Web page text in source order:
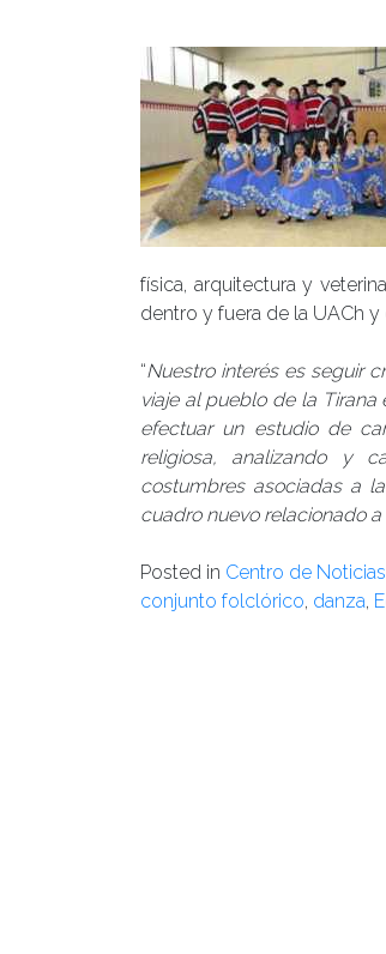
física, arquitectura y
dentro y fuera de la UACh y
“Nuestro interés es seguir
viaje al pueblo de la Tirana
efectuar un estudio de
religiosa, analizando y
costumbres asociadas a
cuadro nuevo relacionado
Posted in Centro de Noticias
conjunto folclórico, danza,